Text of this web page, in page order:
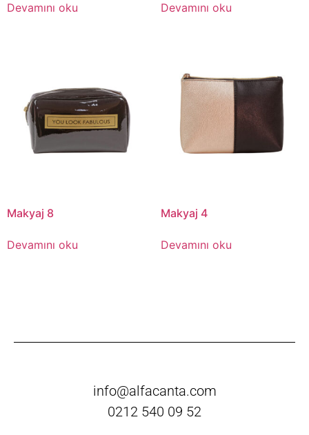
Devamını oku Devamını oku
Makyaj 8
Devamını oku
Makyaj 4
Devamını oku
info@alfacanta.com
0212 540 09 52